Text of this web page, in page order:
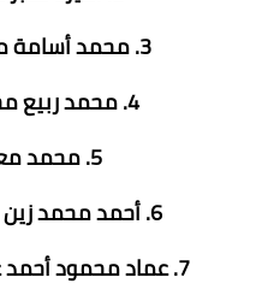
3. محمد أسامة محمد سمير أسيوط
4. محمد ربيع محمود البحر الأحمر
5. محمد معاوية البحيرة
6. أحمد محمد زين العابدين بني سويف
7. عماد محمود أحمد عبد السميع التل الكبير